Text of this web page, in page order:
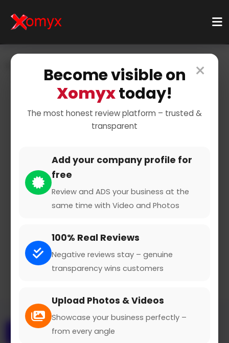
×
Become visible on
Xomyxtoday!
The most honest review platform – trusted &
transparent
Add your company profile for
free
Review and ADS your business at the
same time with Video and Photos
100% Real Reviews
Negative reviews stay – genuine
transparency wins customers
Upload Photos & Videos
Showcase your business perfectly –
from every angle
Finance & Insurance
Loans & Mortgages
Personal Loans
Claimed Profile
Overview Gallery